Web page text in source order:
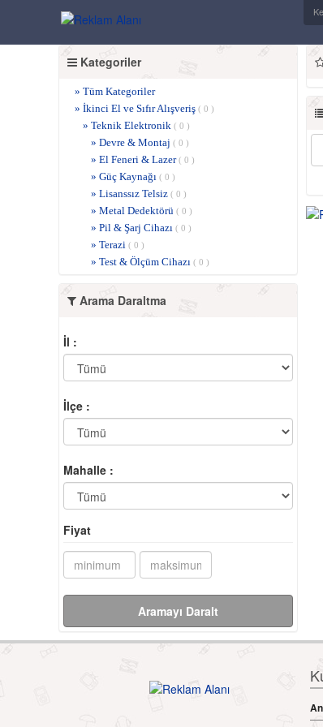
Kategoriler
» Tüm Kategoriler
» İkinci El ve Sıfır Alışveriş ( 0 )
» Teknik Elektronik ( 0 )
» Devre & Montaj ( 0 )
» El Feneri & Lazer( 0 )
» Güç Kaynağı ( 0 )
» Lisanssız Telsiz ( 0 )
» Metal Dedektörü ( 0 )
» Pil & Şarj Cihazı ( 0 )
» Terazi ( 0 )
» Test & Ölçüm Cihazı ( 0 )
Arama Daraltma
İl :
İlçe :
Mahalle :
Fiyat
Aramayı Daralt